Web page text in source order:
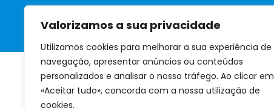
Valorizamos a sua privacidade
Utilizamos cookies para melhorar a sua experiência de
navegação, apresentar anúncios ou conteúdos
personalizados e analisar o nosso tráfego. Ao clicar em
«Aceitar tudo», concorda com a nossa utilização de
cookies.
A marca Perguntas frequentes